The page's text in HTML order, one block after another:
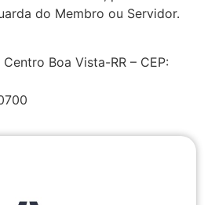
do Membro ou Servidor.
Boa Vista-RR – CEP: